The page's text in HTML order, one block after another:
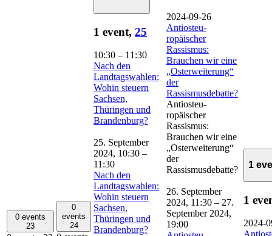
0 events
23
0
events
24
1 event, 25
10:30 – 11:30
Nach den
Landtagswahlen:
Wohin steuern
Sachsen,
Thüringen und
Brandenburg?
25. September
2024, 10:30 –
11:30
Nach den
Landtagswahlen:
Wohin steuern
Sachsen,
Thüringen und
Brandenburg?
2024-09-26
Antios­teu­
ropäischer
Rassismus:
Brauchen wir eine
„Oster­weiterung“
der
Rassismusdebatte?
Antios­teu­
ropäischer
Rassismus:
Brauchen wir eine
„Oster­weiterung“
der
Rassismusdebatte?
26. September
2024, 11:30 – 27.
September 2024,
19:00
1
1
2024-